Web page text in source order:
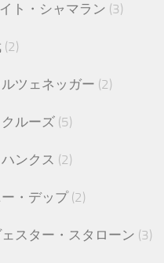
ト・シャマラン (3)
(2)
ツェネッガー (2)
クルーズ (5)
ハンクス (2)
・デップ(2)
スター・スタローン (3)